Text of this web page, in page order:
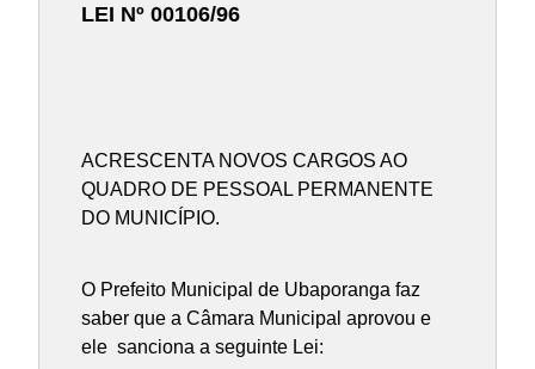
LEI Nº 00106/96
ACRESCENTA NOVOS CARGOS AO
QUADRO DE PESSOAL PERMANENTE
DO MUNICÍPIO.
O Prefeito Municipal de Ubaporanga faz
saber que a Câmara Municipal aprovou e
ele sanciona a seguinte Lei: